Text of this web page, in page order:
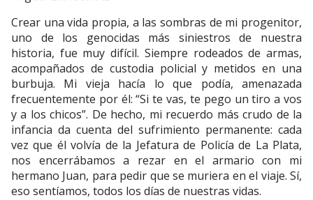
Crear una vida propia, a las sombras de mi progenitor,
uno de los genocidas más siniestros de nuestra
historia, fue muy difícil. Siempre rodeados de armas,
acompañados de custodia policial y metidos en una
burbuja. Mi vieja hacía lo que podía, amenazada
frecuentemente por él: “Si te vas, te pego un tiro a vos
y a los chicos”. De hecho, mi recuerdo más crudo de la
infancia da cuenta del sufrimiento permanente: cada
vez que él volvía de la Jefatura de Policía de La Plata,
nos encerrábamos a rezar en el armario con mi
hermano Juan, para pedir que se muriera en el viaje. Sí,
eso sentíamos, todos los días de nuestras vidas.